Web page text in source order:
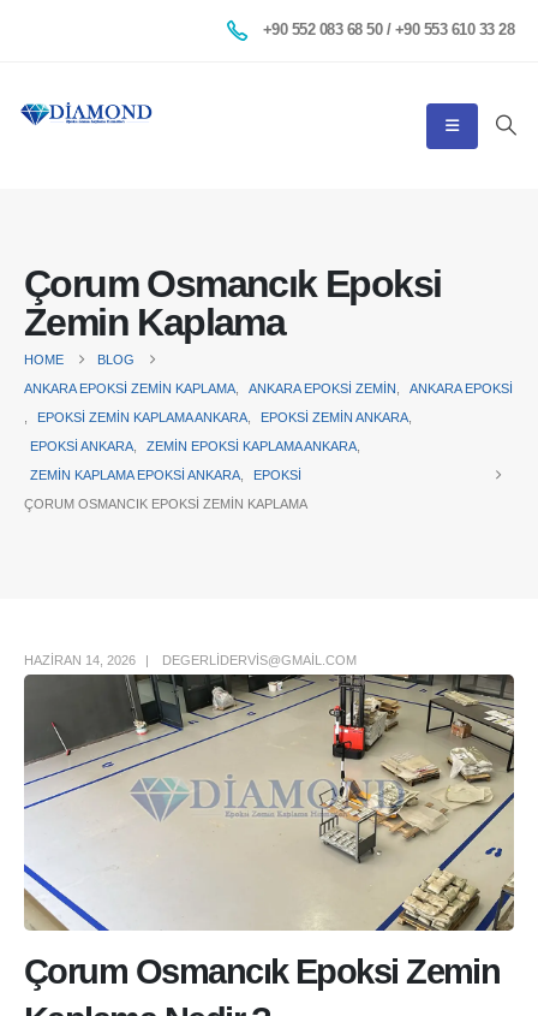
+90 552 083 68 50 / +90 553 610 33 28
Çorum Osmancık Epoksi
Zemin Kaplama
HOME
BLOG
ANKARA EPOKSI ZEMIN KAPLAMA
ANKARA EPOKSI ZEMIN
ANKARA EPOKSI
EPOKSI ZEMIN KAPLAMA ANKARA EPOKSI ZEMIN ANKARA
EPOKSI ANKARA
ZEMIN EPOKSI KAPLAMA ANKARA
ZEMIN KAPLAMA EPOKSI ANKARA
EPOKSI
ÇORUM OSMANCIK EPOKSI ZEMIN KAPLAMA
HAZIRAN 14, 2026 DEGERLIDERVIS@GMAIL.COM
Çorum Osmancık Epoksi Zemin
Author Box